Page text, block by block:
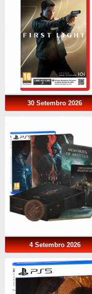
30 Setembro 2026
4 Setembro 2026